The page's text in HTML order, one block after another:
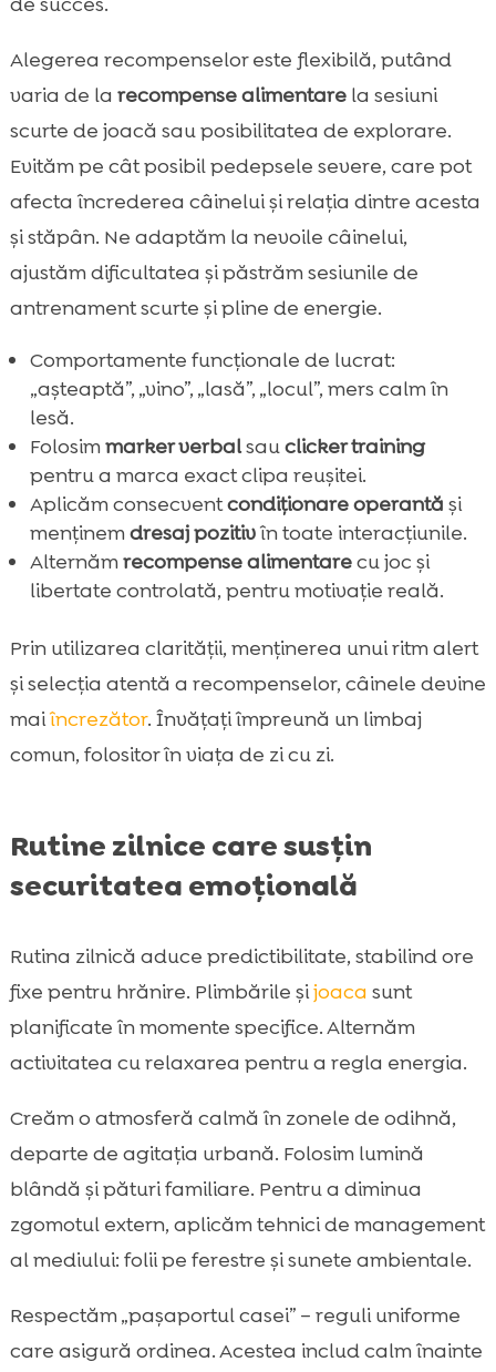
Alegerea recompenselor este flexibilă, putând
varia de la recompense alimentarela sesiuni
scurte de joacă sau posibilitatea de explorare.
Evităm pe cât posibil pedepsele severe, care pot
afecta încrederea câinelui și relația dintre acesta
și stăpân. Ne adaptăm la nevoile câinelui,
ajustăm dificultatea și păstrăm sesiunile de
antrenament scurte și pline de energie.
Comportamente funcționale de lucrat:
„așteaptă”, „vino”, „lasă”, „locul”, mers calm în
lesă.
Folosimmarker verbalsauclicker training
pentru a marca exact clipa reușitei.
Aplicăm consecventcondiționare operantă și
menținemdresaj pozitivîn toate interacțiunile.
Alternămrecompense alimentarecu joc și
libertate controlată, pentru motivație reală.
Prin utilizarea clarității, menținerea unui ritm alert
și selecția atentă a recompenselor, câinele devine
maiîncrezător. Învățați împreună un limbaj
comun, folositor în viața de zi cu zi.
Rutine zilnice care susțin
securitatea emoțională
Rutina zilnică aduce predictibilitate, stabilind ore
fixe pentru hrănire. Plimbările șijoaca sunt
planificate în momente specifice. Alternăm
activitatea cu relaxarea pentru a regla energia.
Creăm o atmosferă calmă în zonele de odihnă,
departe de agitația urbană. Folosim lumină
blândă și pături familiare. Pentru a diminua
zgomotul extern, aplicăm tehnici de management
al mediului: folii pe ferestre și sunete ambientale.
Respectăm „pașaportul casei” – reguli uniforme
care asigură ordinea. Acestea includ calm înainte